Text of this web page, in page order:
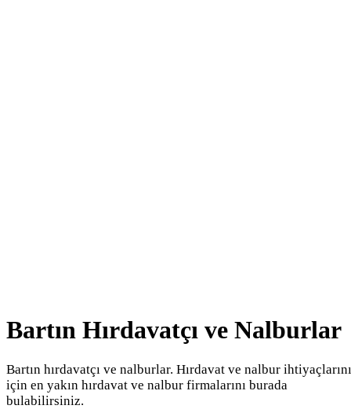
Bartın Hırdavatçı ve Nalburlar
Bartın hırdavatçı ve nalburlar. Hırdavat ve nalbur
için en yakın hırdavat ve nalbur firmalarını burada
bulabilirsiniz.